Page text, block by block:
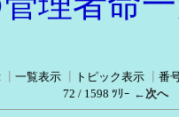
一覧表示 トピック表示
番
72 / 1598 ﾂﾘｰ ←次へ